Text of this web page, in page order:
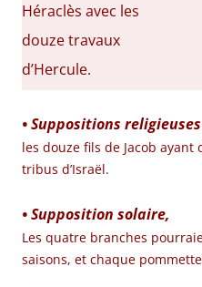
Héraclès avec les
douze travaux
d’Hercule.
• Suppositions
les douze fils de Jacob
tribus d’Israël.
• Supposition solaire,
Les quatre branches
saisons, et chaque